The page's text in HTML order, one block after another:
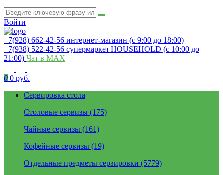
Войти
+7(928) 662-42-56 интернет-магазин (с 9:00 до 18:00)
+7(938) 522-42-56 супермаркет HOUSEHOLD (с 10:00 до
21:00) Чат в MAX
0 0 руб.
Сервировка стола
Столовые сервизы (175)
Чайные сервизы (161)
Кофейные сервизы (19)
Отдельные предметы сервировки (5779)